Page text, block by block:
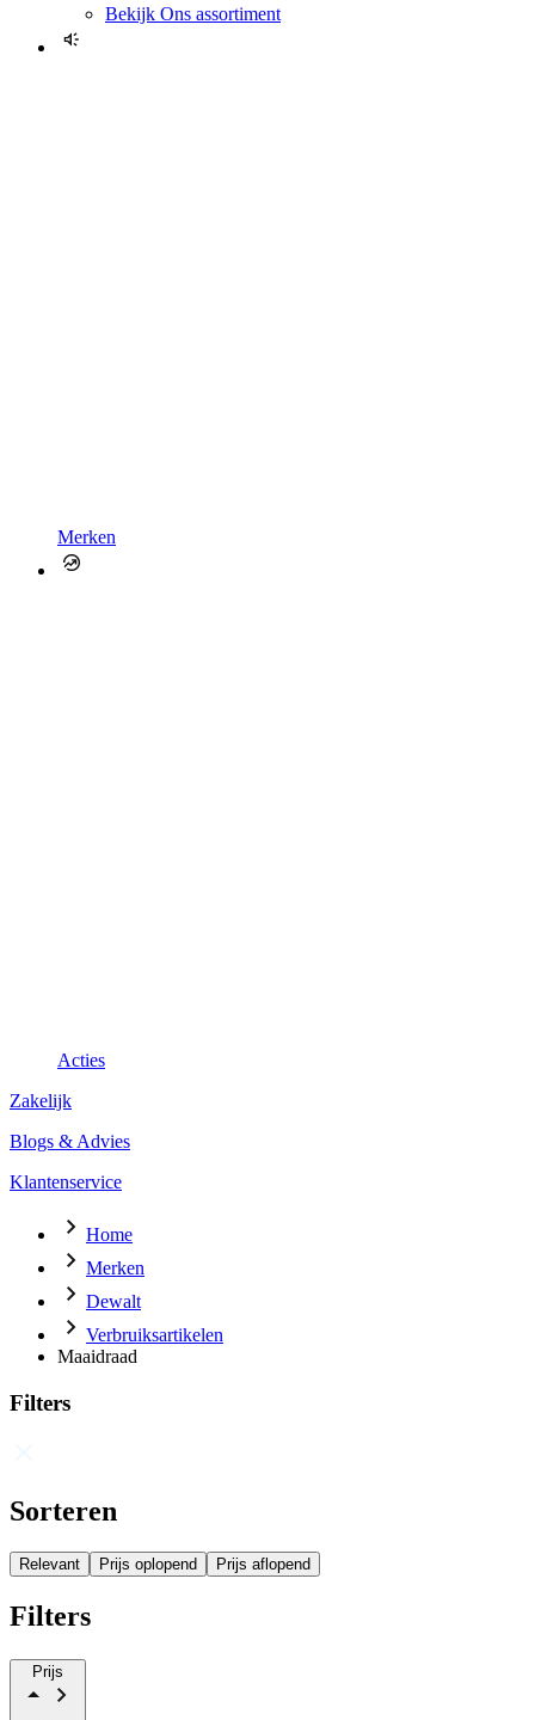
Bekijk Ons assortiment
Merken
Acties
Zakelijk
Blogs & Advies
Klantenservice
Home
Merken
Dewalt
Verbruiksartikelen
Maaidraad
Filters
Sorteren
Relevant Prijs oplopend Prijs aflopend
Filters
Prijs